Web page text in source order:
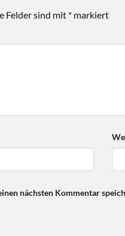
Felder sind mit * markiert
nächsten Kommentar